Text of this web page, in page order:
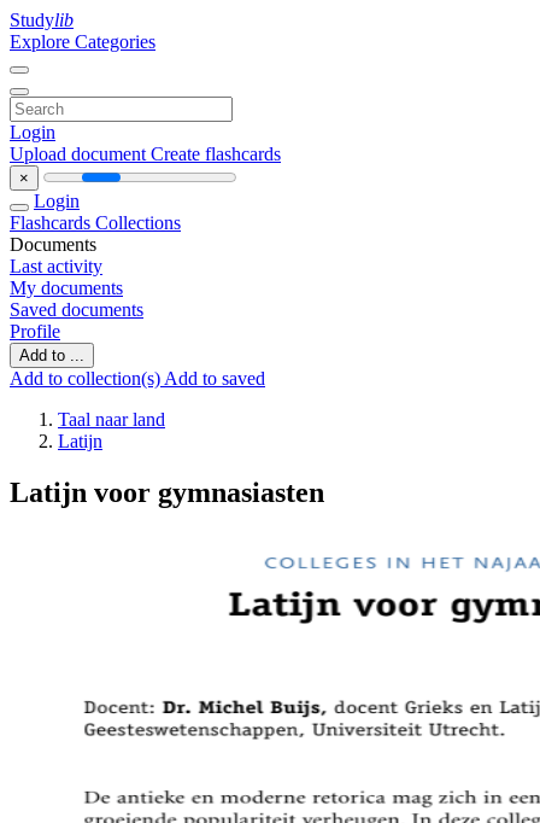
Studylib
Explore Categories
Login
Upload document Create flashcards
×
Login
Flashcards Collections
Documents
Last activity
My documents
Saved documents
Profile
Add to ...
Add to collection(s) Add to saved
Taal naar land
Latijn
Latijn voor gymnasiasten